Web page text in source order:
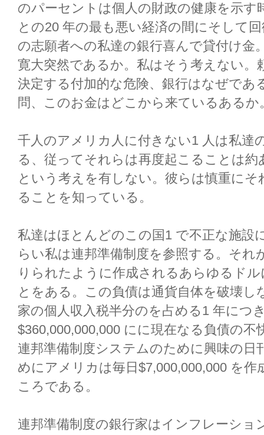
のパーセントは個人の財政の健康を示す
との20 年の最も悪い経済の間にそして
の志願者への私達の銀行喜んで貸付け金
寛大突然であるか。私はそう考えない。
決定する付加的な危険、銀行はなぜであ
問、このお金はどこから来ているあるか
千人のアメリカ人に付きない1 人は私達
る、従ってそれらは再度起こることは
という考えを有しない。彼らは慎重に
ることを知っている。
私達はほとんどのこの国1 で不正な施設
らい私は連邦準備制度を参照する。それ
りられたように作成されるあらゆるド
とをある。この負債は通貨自体を破壊
家の個人収入税半分のを占める1 年につ
$360,000,000,000 にに現在なる負債の
連邦準備制度システムのために興味の日
めにアメリカは毎日$7,000,000,000 を
ころである。
連邦準備制度の銀行家はインフレーショ